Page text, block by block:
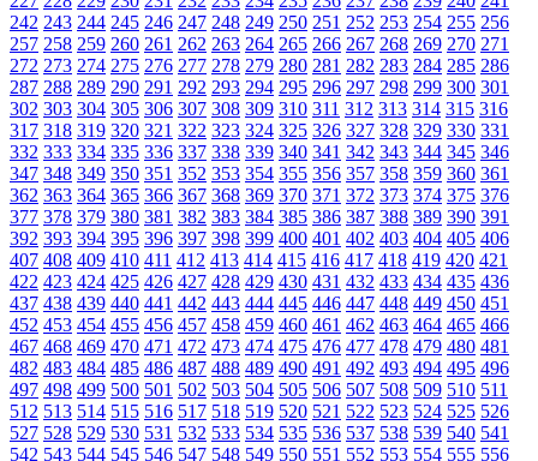
242 243 244 245 246 247 248 249 250 251 252 253 254 255 256
257 258 259 260 261 262 263 264 265 266 267 268 269 270 271
272 273 274 275 276 277 278 279 280 281 282 283 284 285 286
287 288 289 290 291 292 293 294 295 296 297 298 299 300 301
302 303 304 305 306 307 308 309 310 311 312 313 314 315 316
317 318 319 320 321 322 323 324 325 326 327 328 329 330 331
332 333 334 335 336 337 338 339 340 341 342 343 344 345 346
347 348 349 350 351 352 353 354 355 356 357 358 359 360 361
362 363 364 365 366 367 368 369 370 371 372 373 374 375 376
377 378 379 380 381 382 383 384 385 386 387 388 389 390 391
392 393 394 395 396 397 398 399 400 401 402 403 404 405 406
407 408 409 410 411 412 413 414 415 416 417 418 419 420 421
422 423 424 425 426 427 428 429 430 431 432 433 434 435 436
437 438 439 440 441 442 443 444 445 446 447 448 449 450 451
452 453 454 455 456 457 458 459 460 461 462 463 464 465 466
467 468 469 470 471 472 473 474 475 476 477 478 479 480 481
482 483 484 485 486 487 488 489 490 491 492 493 494 495 496
497 498 499 500 501 502 503 504 505 506 507 508 509 510 511
512 513 514 515 516 517 518 519 520 521 522 523 524 525 526
527 528 529 530 531 532 533 534 535 536 537 538 539 540 541
542 543 544 545 546 547 548 549 550 551 552 553 554 555 556